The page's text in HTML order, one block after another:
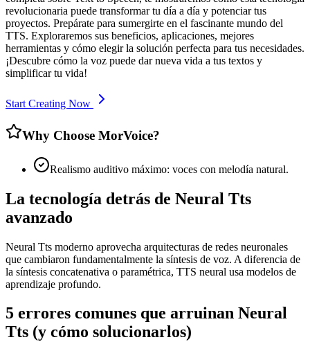
revolucionaria puede transformar tu día a día y potenciar tus
proyectos. Prepárate para sumergirte en el fascinante mundo del
TTS. Exploraremos sus beneficios, aplicaciones, mejores
herramientas y cómo elegir la solución perfecta para tus necesidades.
¡Descubre cómo la voz puede dar nueva vida a tus textos y
simplificar tu vida!
Start Creating Now
Why Choose MorVoice?
Realismo auditivo máximo: voces con melodía natural.
La tecnología detrás de Neural Tts
avanzado
Neural Tts moderno aprovecha arquitecturas de redes neuronales
que cambiaron fundamentalmente la síntesis de voz. A diferencia de
la síntesis concatenativa o paramétrica, TTS neural usa modelos de
aprendizaje profundo.
5 errores comunes que arruinan Neural
Tts (y cómo solucionarlos)